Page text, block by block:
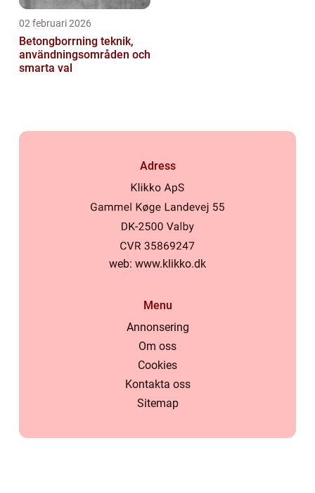
02 februari 2026
Betongborrning teknik,
användningsområden och
smarta val
Adress
web: www.klikko.dk
Menu
Annonsering
Om oss
Cookies
Kontakta oss
Sitemap